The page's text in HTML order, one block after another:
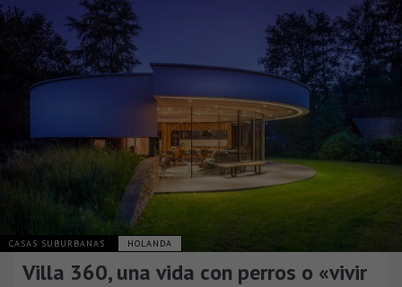
CASAS SUBURBANAS HOLANDA
Villa 360, una vida con perros o «vivir